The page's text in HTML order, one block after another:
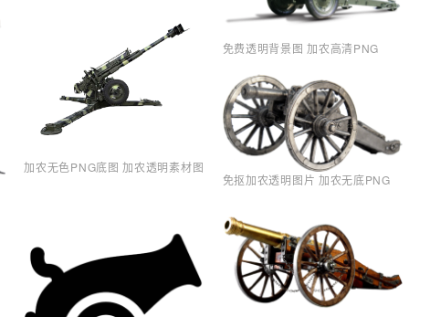
加农无色PNG底图 加农透明素材图
免费透明背景图 加农高清PNG
免抠加农透明图片 加农无底PNG